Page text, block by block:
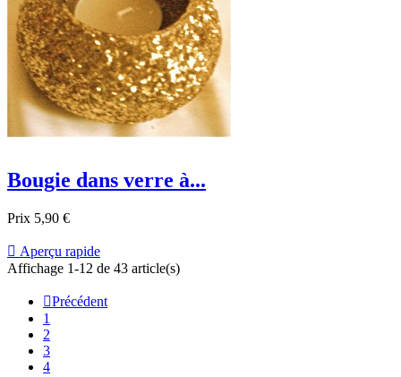
Bougie dans verre à...
Prix 5,90 €
 Aperçu rapide
Affichage 1-12 de 43 article(s)
Précédent
1
2
3
4